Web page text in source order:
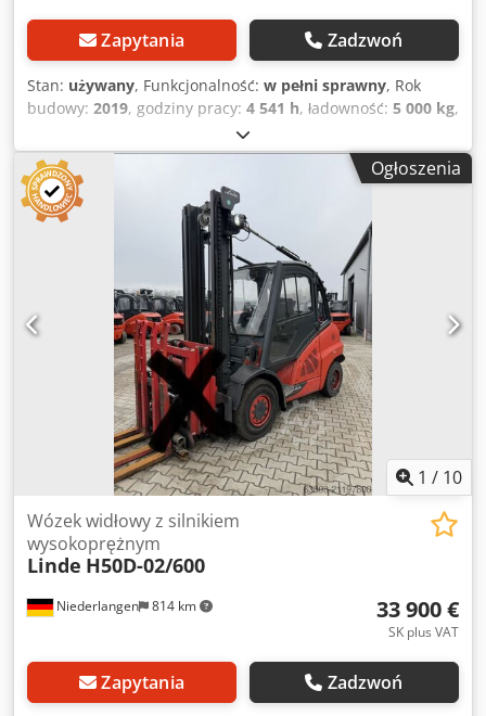
Zapytania Zadzwoń
Stan: używany, Funkcjonalność: w pełni sprawny, Rok
budowy: 2019, godziny pracy: 4 541 h, ładowność: 5 000 kg,
3 200 mm
typ masztu:Simplex, typ napędu:Diesel, Wózek widłowy
diesel Typ masztu: standardowy Stan: gotowy do użycia i w
pełni sprawny Stan techniczny: dobry 3. zawór,
ogrzewanie, filtr cząstek stałych, pełna kabina, Credjyk
Ogłoszenia
1 / 10
Niederlangen 814 km
Wózek widłowy z silnikiem
wysokoprężnym
Linde H50D-02/600
33 900 €
SK plus VAT
Zapytania Zadzwoń